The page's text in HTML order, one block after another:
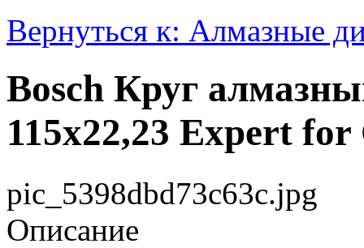
Вернуться к: Алмазные
Bosch Круг
115х22,23 Expert for
pic_5398dbd73c63c.jpg
Описание